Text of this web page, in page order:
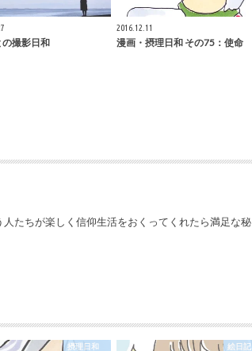
の撮影日和
2016.12.11
漫画・摂理日和 その75：使命
たちが楽しく信仰生活をおくってくれたら満足な秘
摂理日和 絵日記